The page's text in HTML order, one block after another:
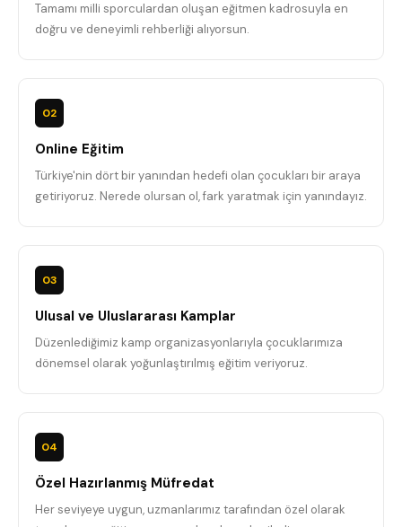
Tamamı milli sporculardan oluşan eğitmen kadrosuyla en
doğru ve deneyimli rehberliği alıyorsun.
02
Online Eğitim
Türkiye'nin dört bir yanından hedefi olan çocukları bir araya
getiriyoruz. Nerede olursan ol, fark yaratmak için yanındayız.
03
Ulusal ve Uluslararası Kamplar
Düzenlediğimiz kamp organizasyonlarıyla çocuklarımıza
dönemsel olarak yoğunlaştırılmış eğitim veriyoruz.
04
Özel Hazırlanmış Müfredat
Her seviyeye uygun, uzmanlarımız tarafından özel olarak